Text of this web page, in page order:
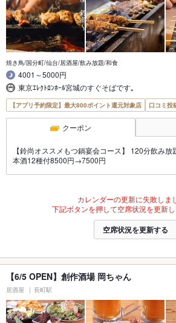
焼き鳥/国分町/仙台/居酒屋/飲み放題/和食
4001～5000円
東京ｴﾚｸﾄﾛﾝﾎｰﾙ宮城のすぐそばです｡
【アプリ予約限定】最大800ポイント還元対象店 口コミ投
クーポン
【鈴尚オススメもつ鍋宴会コース】 120分飲み
本酒12種付8500円→7500円
カレンダーの更新に失敗しま
下記ボタンを押して空席状況を更新し
空席状況を更新する
【6/5 OPEN】創作酒場 岡ちゃん
居酒屋 長町駅